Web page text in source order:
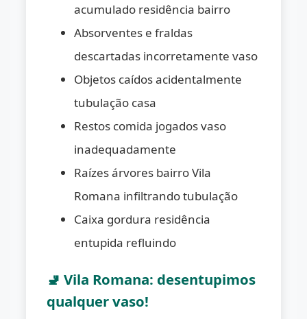
acumulado residência bairro
Absorventes e fraldas
descartadas incorretamente vaso
Objetos caídos acidentalmente
tubulação casa
Restos comida jogados vaso
inadequadamente
Raízes árvores bairro Vila
Romana infiltrando tubulação
Caixa gordura residência
entupida refluindo
🚽 Vila Romana: desentupimos
qualquer vaso!